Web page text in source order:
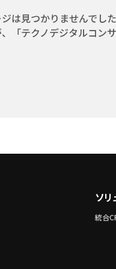
は見つかりませんでし
「テクノデジタルコン
ソリ
統合